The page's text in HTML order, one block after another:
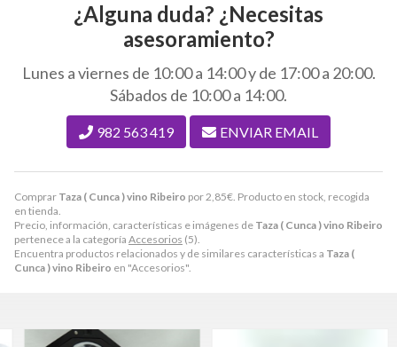
Comprar Taza ( Cunca ) vino Ribeiro por2,85€. Producto en stock, recogida
en tienda.
Precio, información, características e imágenes de Taza ( Cunca ) vino Ribeiro
pertenece a la categoría Accesorios (5).
Encuentra productos relacionados y de similares características a Taza (
Cunca ) vino Ribeiro en "Accesorios".
¿Alguna duda? ¿Necesitas
asesoramiento?
Lunes a viernes de 10:00 a 14:00 y de 17:00 a 20:00.
Sábados de 10:00 a 14:00.
982 563 419 ENVIAR EMAIL